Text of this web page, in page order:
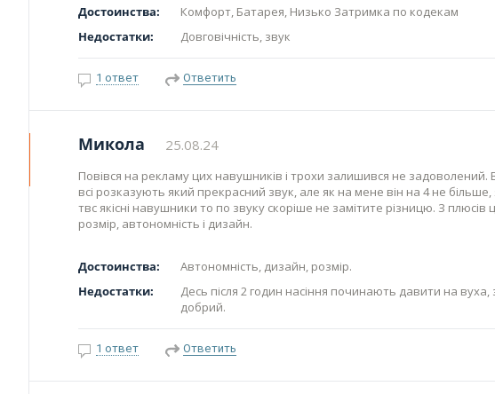
Достоинства:
Комфорт, Батарея, Низько Затримка по кодекам
Недостатки:
Довговічність, звук
1 ответ Ответить
Микола 25.08.24
Повівся на рекламу цих навушників і трохи залишився не задоволений.
всі розказують який прекрасний звук, але як на мене він на 4 не більше,
твс якісні навушники то по звуку скоріше не замітите різницю. З плюсів
розмір, автономність і дизайн.
Достоинства:
Автономність, дизайн, розмір.
Недостатки:
Десь після 2 годин насіння починають давити на вуха,
добрий.
1 ответ Ответить